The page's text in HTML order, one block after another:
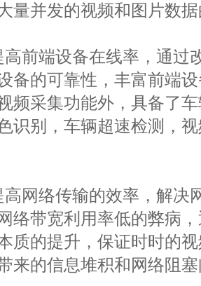
量并发的视频和图片数
端设备在线率，通过
备的可靠性，丰富前端
频采集功能外，具备了
识别，车辆超速检测，
络传输的效率，解决
络带宽利用率低的弊病
质的提升，保证时时的
来的信息堆积和网络阻